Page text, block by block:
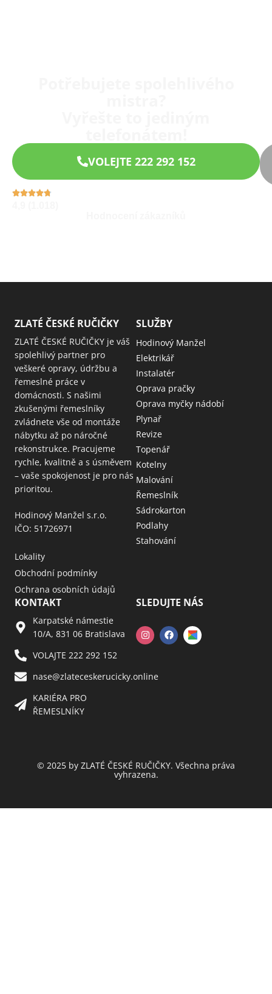
VOLEJTE 222 292 152
ZLATÉ ČESKÉ RUČIČKY
ZLATÉ ČESKÉ RUČIČKY je váš
spolehlivý partner pro
veškeré opravy, údržbu a
řemeslné práce v
domácnosti. S našimi
zkušenými řemeslníky
zvládnete vše od montáže
nábytku až po náročné
rekonstrukce. Pracujeme
rychle, kvalitně a s úsměvem
– vaše spokojenost je pro nás
prioritou.
Hodinový Manžel s.r.o.
IČO: 51726971
Lokality
Obchodní podmínky
Ochrana osobních údajů
SLUŽBY
Hodinový Manžel
Elektrikář
Instalatér
Oprava pračky
Oprava myčky nádobí
Plynař
Revize
Topenář
Kotelny
Malování
Řemeslník
Sádrokarton
Podlahy
Stahování
KONTAKT
Karpatské námestie
10/A, 831 06 Bratislava
VOLAJTE 222 292 152
nase@zlateceskerucicky.online
KARIÉRA PRO
ŘEMESLNÍKY
SLEDUJTE NÁS
© 2025 by ZLATÉ ČESKÉ RUČIČKY. Všechna práva
vyhrazena.